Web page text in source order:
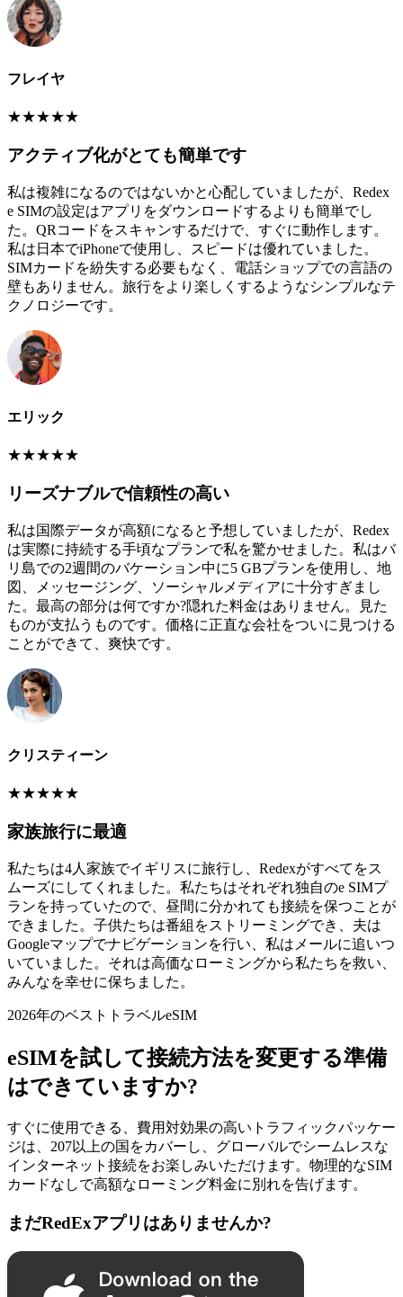
フレイヤ
★★★★★
アクティブ化がとても簡単です
私は複雑になるのではないかと心配していましたが、Redex
e SIMの設定はアプリをダウンロードするよりも簡単でし
た。QRコードをスキャンするだけで、すぐに動作します。
私は日本でiPhoneで使用し、スピードは優れていました。
SIMカードを紛失する必要もなく、電話ショップでの言語の
壁もありません。旅行をより楽しくするようなシンプルなテ
クノロジーです。
エリック
★★★★★
リーズナブルで信頼性の高い
私は国際データが高額になると予想していましたが、Redex
は実際に持続する手頃なプランで私を驚かせました。私はバ
リ島での2週間のバケーション中に5 GBプランを使用し、地
図、メッセージング、ソーシャルメディアに十分すぎまし
た。最高の部分は何ですか?隠れた料金はありません。見た
ものが支払うものです。価格に正直な会社をついに見つける
ことができて、爽快です。
クリスティーン
★★★★★
家族旅行に最適
私たちは4人家族でイギリスに旅行し、Redexがすべてをス
ムーズにしてくれました。私たちはそれぞれ独自のe SIMプ
ランを持っていたので、昼間に分かれても接続を保つことが
できました。子供たちは番組をストリーミングでき、夫は
Googleマップでナビゲーションを行い、私はメールに追いつ
いていました。それは高価なローミングから私たちを救い、
みんなを幸せに保ちました。
2026年のベストトラベルeSIM
eSIMを試して接続方法を変更する準備
はできていますか?
すぐに使用できる、費用対効果の高いトラフィックパッケー
ジは、207以上の国をカバーし、グローバルでシームレスな
インターネット接続をお楽しみいただけます。物理的なSIM
カードなしで高額なローミング料金に別れを告げます。
まだRedExアプリはありませんか?